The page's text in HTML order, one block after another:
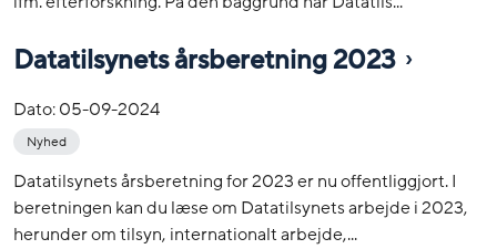
Datatilsynets årsberetning 2023
Dato:05-09-2024
Nyhed
Datatilsynets årsberetning for 2023 er nu offentliggjort. I
beretningen kan du læse om Datatilsynets arbejde i 2023,
herunder om tilsyn, internationalt arbejde,...